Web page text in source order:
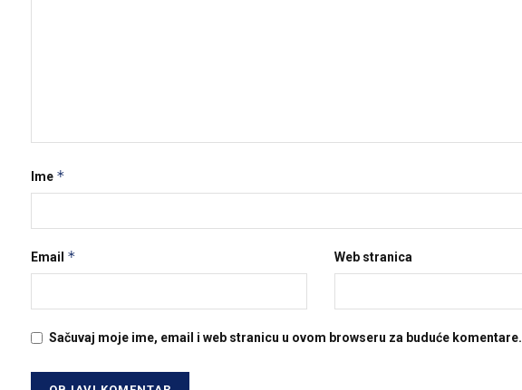
Ime *
Email * Web stranica
Sačuvaj moje ime, email i web stranicu u ovom browseru za buduće komentare.